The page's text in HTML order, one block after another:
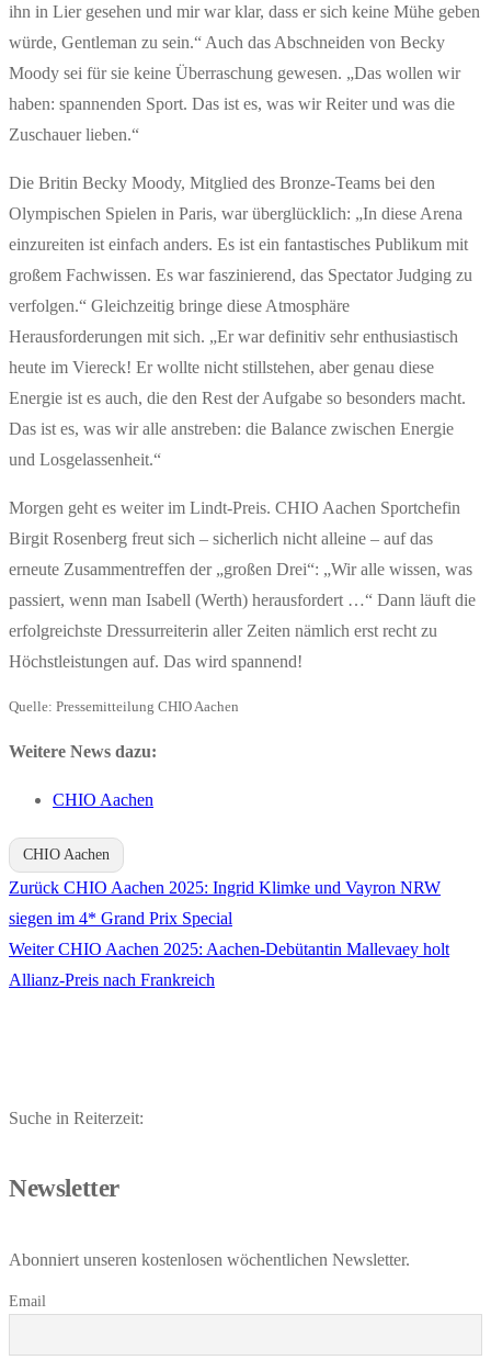
ihn in Lier gesehen und mir war klar, dass er sich keine Mühe geben
würde, Gentleman zu sein.“ Auch das Abschneiden von Becky
Moody sei für sie keine Überraschung gewesen. „Das wollen wir
haben: spannenden Sport. Das ist es, was wir Reiter und was die
Zuschauer lieben.“
Die Britin Becky Moody, Mitglied des Bronze-Teams bei den
Olympischen Spielen in Paris, war überglücklich: „In diese Arena
einzureiten ist einfach anders. Es ist ein fantastisches Publikum mit
großem Fachwissen. Es war faszinierend, das Spectator Judging zu
verfolgen.“ Gleichzeitig bringe diese Atmosphäre
Herausforderungen mit sich. „Er war definitiv sehr enthusiastisch
heute im Viereck! Er wollte nicht stillstehen, aber genau diese
Energie ist es auch, die den Rest der Aufgabe so besonders macht.
Das ist es, was wir alle anstreben: die Balance zwischen Energie
und Losgelassenheit.“
Morgen geht es weiter im Lindt-Preis. CHIO Aachen Sportchefin
Birgit Rosenberg freut sich – sicherlich nicht alleine – auf das
erneute Zusammentreffen der „großen Drei“: „Wir alle wissen, was
passiert, wenn man Isabell (Werth) herausfordert …“ Dann läuft die
erfolgreichste Dressurreiterin aller Zeiten nämlich erst recht zu
Höchstleistungen auf. Das wird spannend!
Quelle: Pressemitteilung CHIO Aachen
Weitere News dazu:
CHIO Aachen
CHIO Aachen
Beitragsnavigation
Zurück Vorheriger
Beitrag:
CHIO Aachen 2025: Ingrid Klimke und Vayron NRW
siegen im 4* Grand Prix Special
Weiter Nächster
Beitrag:
CHIO Aachen 2025: Aachen-Debütantin Mallevaey holt
Allianz-Preis nach Frankreich
Suche in Reiterzeit:
Newsletter
Abonniert unseren kostenlosen wöchentlichen Newsletter.
Email